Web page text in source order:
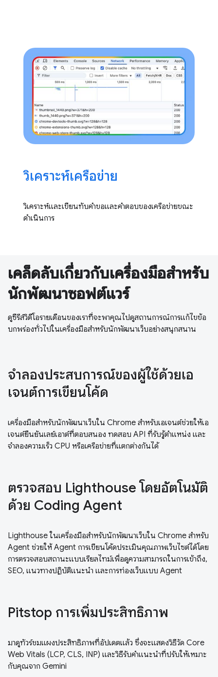
วิเคราะห์เครือข่าย
วิเคราะห์และเขียนทับคำขอและคำตอบของเครือข่ายขณะ
ดำเนินการ
เคล็ดลับเกี่ยวกับเครื่องมือสำหรับ
นักพัฒนาซอฟต์แวร์
ดูซีรีส์วิดีโอรายเดือนของเราที่จะพาคุณไปดูสถานการณ์การแก้ไขข้อ
บกพร่องทั่วไปในเครื่องมือสำหรับนักพัฒนาเว็บอย่างสนุกสนาน
จำลองประสบการณ์ของผู้ใช้ด้วยเอ
เจนต์การเขียนโค้ด
เครื่องมือสำหรับนักพัฒนาเว็บใน Chrome สำหรับเอเจนต์ช่วยให้เอ
เจนต์ยืนยันเลย์เอาต์ที่ตอบสนอง ทดสอบ API ที่รับรู้ตำแหน่ง และ
จำลองความเร็ว CPU หรือเครือข่ายที่แตกต่างกันได้
ตรวจสอบ Lighthouse โดยอัตโนมัติ
ด้วย Coding Agent
Lighthouse ในเครื่องมือสำหรับนักพัฒนาเว็บใน Chrome สำหรับ
Agent ช่วยให้ Agent การเขียนโค้ดประเมินคุณภาพเว็บไซต์ได้โดย
การตรวจสอบสถานะแบบเรียลไทม์เพื่อดูความสามารถในการเข้าถึง,
SEO, แนวทางปฏิบัติแนะนำ และการท่องเว็บแบบ Agent
Pitstop การเพิ่มประสิทธิภาพ
มาดูทัวร์ชมแผงประสิทธิภาพที่อัปเดตแล้ว ซึ่งจะแสดงวิธีวัด Core
Web Vitals (LCP, CLS, INP) และวิธีรับคำแนะนำที่ปรับให้เหมาะ
กับคุณจาก Gemini